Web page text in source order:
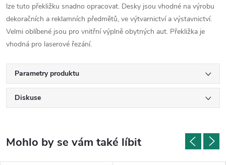
lze tuto překližku snadno opracovat. Desky jsou vhodné na výrobu
dekoračních a reklamních předmětů, ve výtvarnictví a výstavnictví.
Velmi oblíbené jsou pro vnitřní výplně obytných aut. Překližka je
vhodná pro laserové řezání.
Parametry produktu
Diskuse